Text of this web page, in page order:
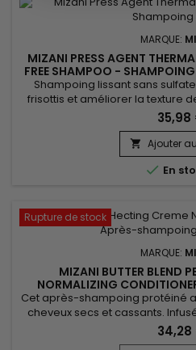
MARQUE:
MIZANI PRESS AGENT
FREE SHAMPOO -
Shampoing lissant sans
frisottis et améliorer la texture
d'argan, reconnue pour
protectrices, il renforce la fibre
apporte brillance et souplesse,
Press Agent Thermal
35,98
 Ajouter
 En
Rupture de stock
MARQUE:
MIZANI BUTTER BLEND
NORMALIZING
Cet après-shampoing protéiné
cheveux secs et cassants.
du Miel et des céramides
Butter Blend PerpHecting
34,28